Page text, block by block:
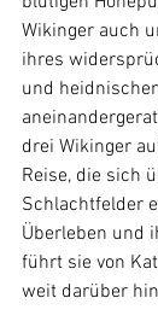
Wikinger auch
ihres
und
drei Wikinger
Reise, die sich
Schlachtfelder
Überleben und
führt sie von
weit darüber